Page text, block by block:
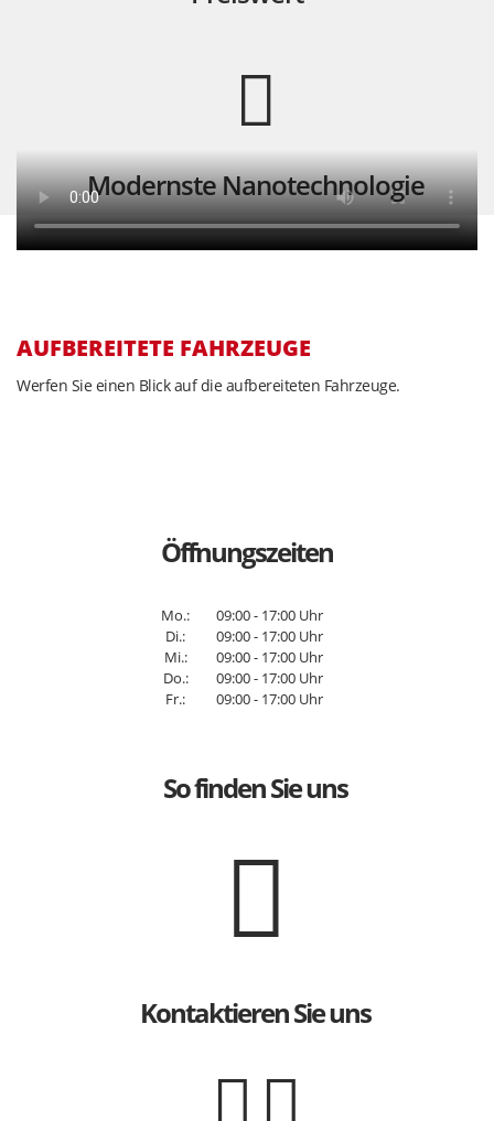
Modernste Nanotechnologie
AUFBEREITETE FAHRZEUGE
Werfen Sie einen Blick auf die aufbereiteten Fahrzeuge.
Öffnungszeiten
Mo.:
09:00 - 17:00 Uhr
Di.:
09:00 - 17:00 Uhr
Mi.:
09:00 - 17:00 Uhr
Do.:
09:00 - 17:00 Uhr
Fr.:
09:00 - 17:00 Uhr
So finden Sie uns
Kontaktieren Sie uns